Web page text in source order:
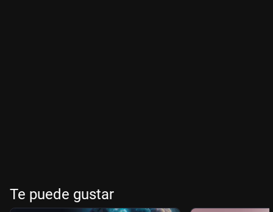
Te puede gustar